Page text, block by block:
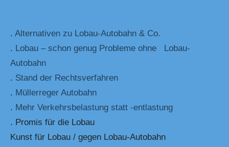
. Alternativen zu Lobau-Autobahn & Co.
. Lobau – schon genug Probleme ohne Lobau-
Autobahn
. Stand der Rechtsverfahren
. Müllerreger Autobahn
. Mehr Verkehrsbelastung statt -entlastung
. Promis für die Lobau
Kunst für Lobau / gegen Lobau-Autobahn